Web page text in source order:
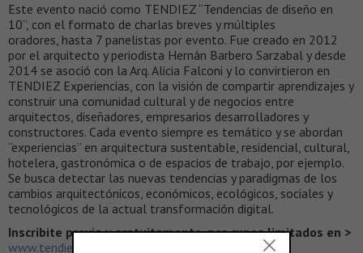
Este evento nació como TENDIEZ “Tendencias de diseño en
10”, con el formato de charlas breves y múltiples
oradores, hasta 7 panelistas por evento. Fue creado en 2012
por el arquitecto y periodista Hernán Barbero Sarzabal y desde
2014 se asoció con la Arq. Alicia Falconi y lo convirtieron en
TENDIEZ Experiencias, con la visión de compartir aprendizajes y
construir una comunidad cultural y de negocios entre
arquitectos, diseñadores, empresarios desarrolladores y
constructores. Cada evento siempre es temático y se abordan
“experiencias” en arquitectura sustentable, residencial, cultural,
hotelera, gastronómica o de espacios de trabajo, por ejemplo.
Se busca detectar las nuevas tendencias y paradigmas de los
cambios arquitectónicos, económicos, ecológicos, sociales y
tecnológicos de la actual transformación digital.
Inscribite previa y gratuitamente, por cupos limitados en >
www.tendiez.com.ar